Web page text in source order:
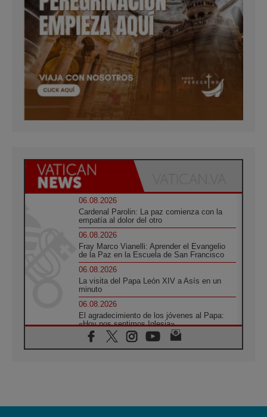
06.08.2026
Cardenal Parolin: La paz comienza con la
empatía al dolor del otro
06.08.2026
Fray Marco Vianelli: Aprender el Evangelio
de la Paz en la Escuela de San Francisco
06.08.2026
La visita del Papa León XIV a Asís en un
minuto
06.08.2026
El agradecimiento de los jóvenes al Papa:
«Hoy nos sentimos Iglesia»
06.08.2026
Líbano: Reanudan los coloquios en Roma en